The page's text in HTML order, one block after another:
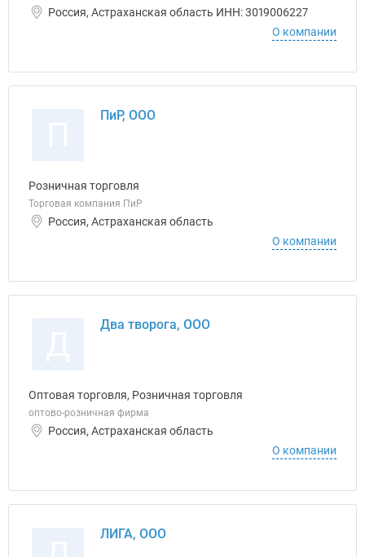
Россия, Астраханская область ИНН: 3019006227
О компании
ПиР, ООО
Розничная торговля
Торговая компания ПиР
Россия, Астраханская область
О компании
Два творога, ООО
Оптовая торговля, Розничная торговля
оптово-розничная фирма
Россия, Астраханская область
О компании
ЛИГА, ООО